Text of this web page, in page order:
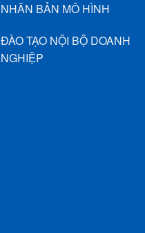
NHÂN BẢN MÔ HÌNH
ĐÀO TẠO NỘI BỘ DOANH
NGHIỆP